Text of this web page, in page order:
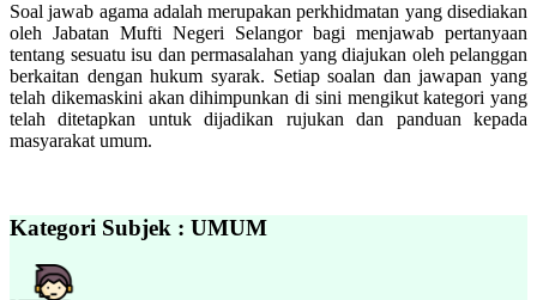
Soal jawab agama adalah merupakan perkhidmatan yang disediakan
oleh Jabatan Mufti Negeri Selangor bagi menjawab pertanyaan
tentang sesuatu isu dan permasalahan yang diajukan oleh pelanggan
berkaitan dengan hukum syarak. Setiap soalan dan jawapan yang
telah dikemaskini akan dihimpunkan di sini mengikut kategori yang
telah ditetapkan untuk dijadikan rujukan dan panduan kepada
masyarakat umum.
Kategori Subjek : UMUM